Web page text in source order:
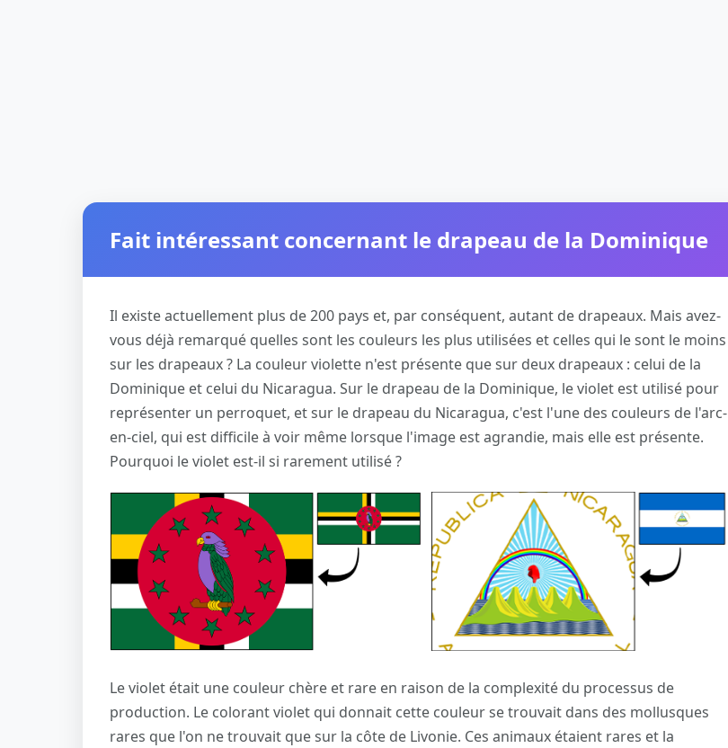
Fait intéressant concernant le drapeau de la Dominique
Il existe actuellement plus de 200 pays et, par conséquent, autant de drapeaux. Mais avez-
vous déjà remarqué quelles sont les couleurs les plus utilisées et celles qui le sont le moins
sur les drapeaux ? La couleur violette n'est présente que sur deux drapeaux : celui de la
Dominique et celui du Nicaragua. Sur le drapeau de la Dominique, le violet est utilisé pour
représenter un perroquet, et sur le drapeau du Nicaragua, c'est l'une des couleurs de l'arc-
en-ciel, qui est difficile à voir même lorsque l'image est agrandie, mais elle est présente.
Pourquoi le violet est-il si rarement utilisé ?
Le violet était une couleur chère et rare en raison de la complexité du processus de
production. Le colorant violet qui donnait cette couleur se trouvait dans des mollusques
rares que l'on ne trouvait que sur la côte de Livonie. Ces animaux étaient rares et la